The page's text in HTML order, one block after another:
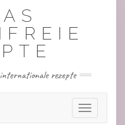
rezepte
Toggle